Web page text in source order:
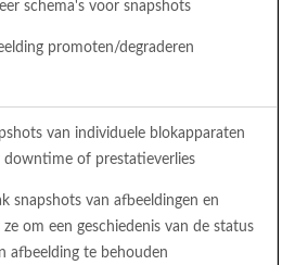
schema's voor snapshots
promoten/degraderen
van individuele blokapparaten
downtime of prestatieverlies
snapshots van afbeeldingen en
ze om een geschiedenis van de status
afbeelding te behouden